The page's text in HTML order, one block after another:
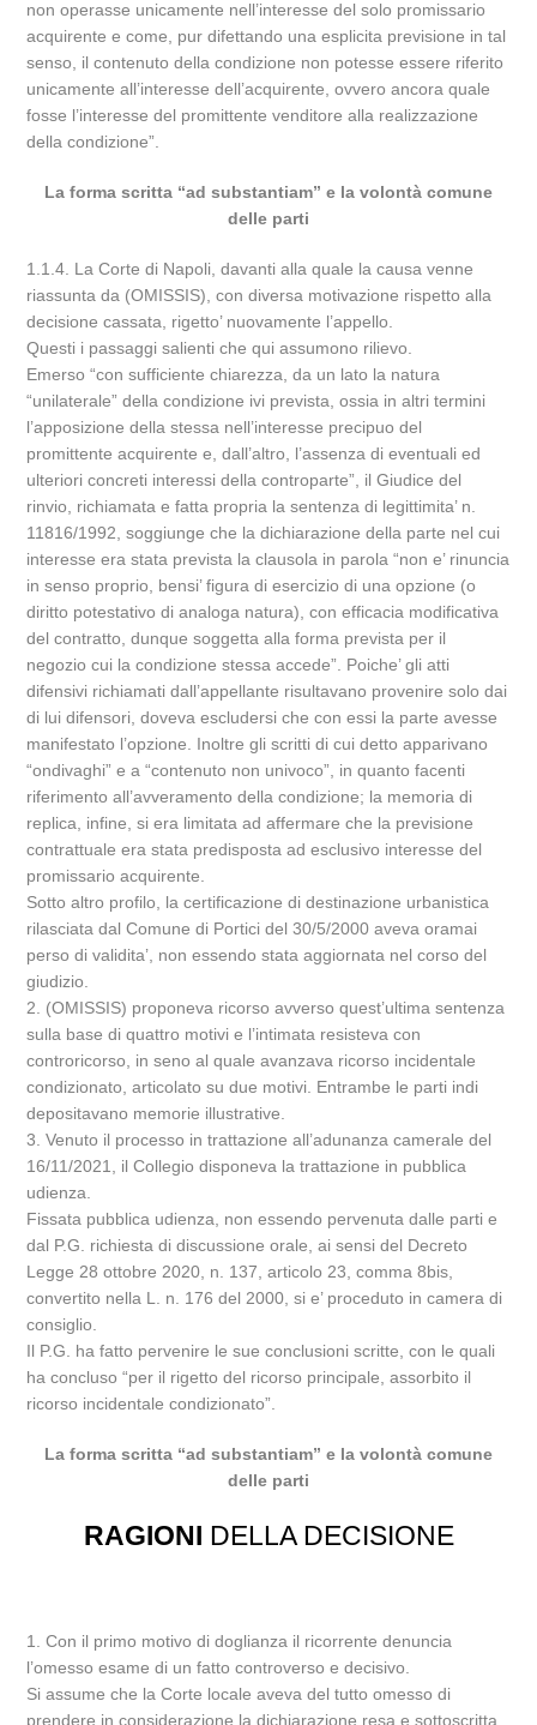
non operasse unicamente nell’interesse del solo promissario
acquirente e come, pur difettando una esplicita previsione in tal
senso, il contenuto della condizione non potesse essere riferito
unicamente all’interesse dell’acquirente, ovvero ancora quale
fosse l’interesse del promittente venditore alla realizzazione
della condizione”.
La forma scritta “ad substantiam” e la volontà comune
delle parti
1.1.4. La Corte di Napoli, davanti alla quale la causa venne
riassunta da (OMISSIS), con diversa motivazione rispetto alla
decisione cassata, rigetto’ nuovamente l’appello.
Questi i passaggi salienti che qui assumono rilievo.
Emerso “con sufficiente chiarezza, da un lato la natura
“unilaterale” della condizione ivi prevista, ossia in altri termini
l’apposizione della stessa nell’interesse precipuo del
promittente acquirente e, dall’altro, l’assenza di eventuali ed
ulteriori concreti interessi della controparte”, il Giudice del
rinvio, richiamata e fatta propria la sentenza di legittimita’ n.
11816/1992, soggiunge che la dichiarazione della parte nel cui
interesse era stata prevista la clausola in parola “non e’ rinuncia
in senso proprio, bensi’ figura di esercizio di una opzione (o
diritto potestativo di analoga natura), con efficacia modificativa
del contratto, dunque soggetta alla forma prevista per il
negozio cui la condizione stessa accede”. Poiche’ gli atti
difensivi richiamati dall’appellante risultavano provenire solo dai
di lui difensori, doveva escludersi che con essi la parte avesse
manifestato l’opzione. Inoltre gli scritti di cui detto apparivano
“ondivaghi” e a “contenuto non univoco”, in quanto facenti
riferimento all’avveramento della condizione; la memoria di
replica, infine, si era limitata ad affermare che la previsione
contrattuale era stata predisposta ad esclusivo interesse del
promissario acquirente.
Sotto altro profilo, la certificazione di destinazione urbanistica
rilasciata dal Comune di Portici del 30/5/2000 aveva oramai
perso di validita’, non essendo stata aggiornata nel corso del
giudizio.
2. (OMISSIS) proponeva ricorso avverso quest’ultima sentenza
sulla base di quattro motivi e l’intimata resisteva con
controricorso, in seno al quale avanzava ricorso incidentale
condizionato, articolato su due motivi. Entrambe le parti indi
depositavano memorie illustrative.
3. Venuto il processo in trattazione all’adunanza camerale del
16/11/2021, il Collegio disponeva la trattazione in pubblica
udienza.
Fissata pubblica udienza, non essendo pervenuta dalle parti e
dal P.G. richiesta di discussione orale, ai sensi del Decreto
Legge 28 ottobre 2020, n. 137, articolo 23, comma 8bis,
convertito nella L. n. 176 del 2000, si e’ proceduto in camera di
consiglio.
Il P.G. ha fatto pervenire le sue conclusioni scritte, con le quali
ha concluso “per il rigetto del ricorso principale, assorbito il
ricorso incidentale condizionato”.
La forma scritta “ad substantiam” e la volontà comune
delle parti
RAGIONI DELLA DECISIONE
1. Con il primo motivo di doglianza il ricorrente denuncia
l’omesso esame di un fatto controverso e decisivo.
Si assume che la Corte locale aveva del tutto omesso di
prendere in considerazione la dichiarazione resa e sottoscritta